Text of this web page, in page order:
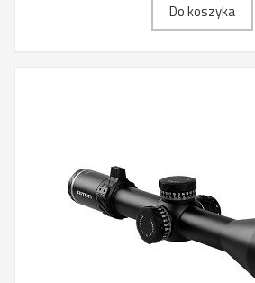
Do koszyka